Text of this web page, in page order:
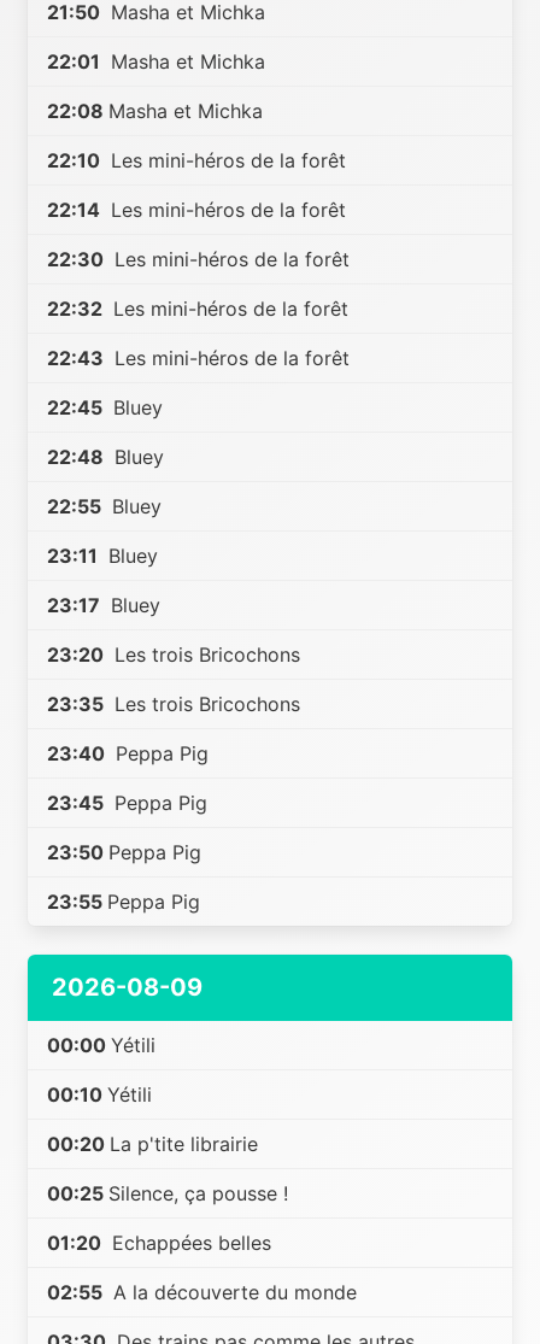
21:50 Masha et Michka
22:01 Masha et Michka
22:08 Masha et Michka
22:10 Les mini-héros de la forêt
22:14 Les mini-héros de la forêt
22:30 Les mini-héros de la forêt
22:32 Les mini-héros de la forêt
22:43 Les mini-héros de la forêt
22:45 Bluey
22:48 Bluey
22:55 Bluey
23:11 Bluey
23:17 Bluey
23:20 Les trois Bricochons
23:35 Les trois Bricochons
23:40 Peppa Pig
23:45 Peppa Pig
23:50 Peppa Pig
23:55 Peppa Pig
2026-08-09
00:00 Yétili
00:10 Yétili
00:20 La p'tite librairie
00:25 Silence, ça pousse !
01:20 Echappées belles
02:55 A la découverte du monde